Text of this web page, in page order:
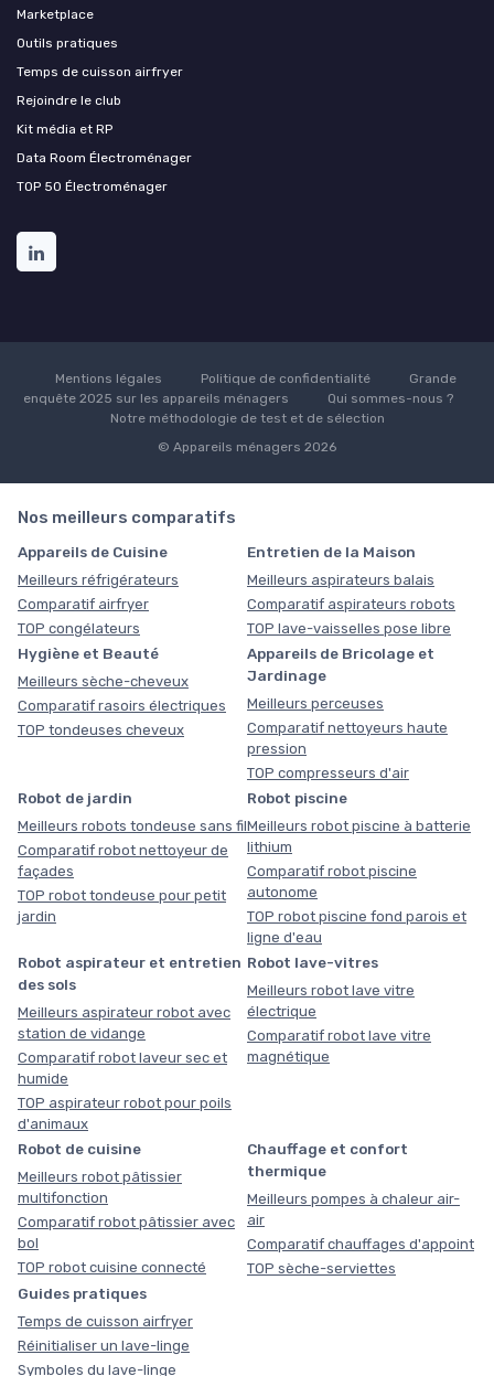
Marketplace
Outils pratiques
Temps de cuisson airfryer
Rejoindre le club
Kit média et RP
Data Room Électroménager
TOP 50 Électroménager
Mentions légales Politique de confidentialité
Grande
enquête 2025 sur les appareils ménagers
Qui sommes-nous ?
Notre méthodologie de test et de sélection
© Appareils ménagers 2026
Nos meilleurs comparatifs
Appareils de Cuisine
Meilleurs réfrigérateurs
Comparatif airfryer
TOP congélateurs
Entretien de la Maison
Meilleurs aspirateurs balais
Comparatif aspirateurs robots
TOP lave-vaisselles pose libre
Hygiène et Beauté
Meilleurs sèche-cheveux
Comparatif rasoirs électriques
TOP tondeuses cheveux
Appareils de Bricolage et
Jardinage
Meilleurs perceuses
Comparatif nettoyeurs haute
pression
TOP compresseurs d'air
Robot de jardin
Meilleurs robots tondeuse sans fil
Comparatif robot nettoyeur de
façades
TOP robot tondeuse pour petit
jardin
Robot piscine
Meilleurs robot piscine à batterie
lithium
Comparatif robot piscine
autonome
TOP robot piscine fond parois et
ligne d'eau
Robot aspirateur et entretien
des sols
Meilleurs aspirateur robot avec
station de vidange
Comparatif robot laveur sec et
humide
TOP aspirateur robot pour poils
d'animaux
Robot lave-vitres
Meilleurs robot lave vitre
électrique
Comparatif robot lave vitre
magnétique
Robot de cuisine
Meilleurs robot pâtissier
multifonction
Comparatif robot pâtissier avec
bol
TOP robot cuisine connecté
Chauffage et confort
thermique
Meilleurs pompes à chaleur air-
air
Comparatif chauffages d'appoint
TOP sèche-serviettes
Guides pratiques
Temps de cuisson airfryer
Réinitialiser un lave-linge
Symboles du lave-linge